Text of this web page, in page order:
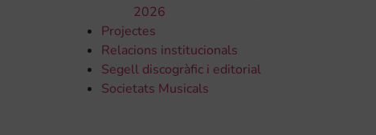
2026
Projectes
Relacions institucionals
Segell discogràfic i editorial
Societats Musicals